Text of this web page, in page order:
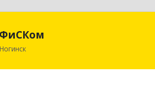
ФиСКом
Ногинск
142403, Московская обл., г.Ногинск,